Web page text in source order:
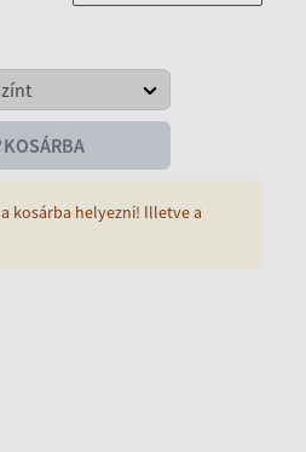
KOSÁRBA
kosárba helyezni! Illetve a